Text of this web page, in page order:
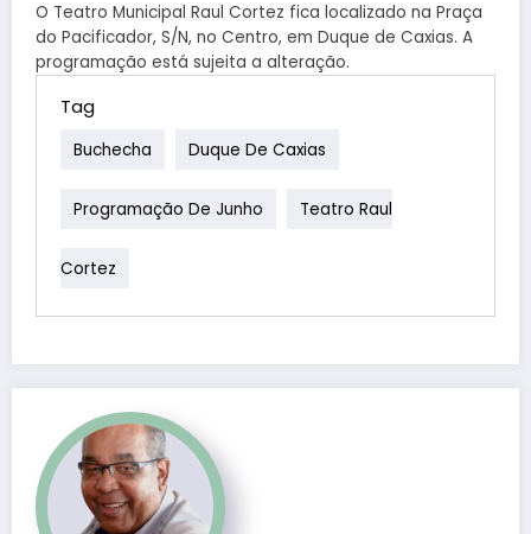
O Teatro Municipal Raul Cortez fica localizado na Praça
do Pacificador, S/N, no Centro, em Duque de Caxias. A
programação está sujeita a alteração.
Tag
Buchecha Duque De Caxias
Programação De Junho Teatro Raul
Cortez